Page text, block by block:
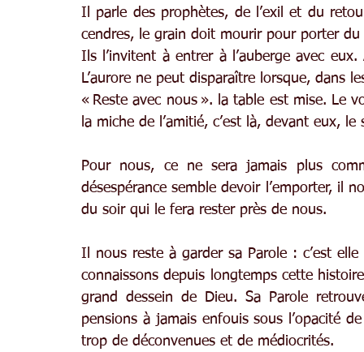
Il parle des prophètes, de l’exil et du
cendres, le grain doit mourir pour porter
Ils l’invitent à entrer à l’auberge avec
L’aurore ne peut disparaître lorsque, dans
« Reste avec nous ». la table est mise. Le
la miche de l’amitié, c’est là, devant eux, le
Pour nous, ce ne sera jamais plus
désespérance semble devoir l’emporter, il
du soir qui le fera rester près de nous.
Il nous reste à garder sa Parole : c’est
connaissons depuis longtemps cette
grand dessein de Dieu. Sa Parole
pensions à jamais enfouis sous l’opacité
trop de déconvenues et de médiocrités.